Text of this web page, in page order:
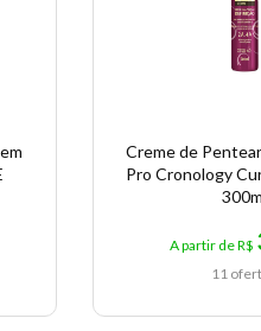
Creme de
Pro Cronology
A partir de R$
11